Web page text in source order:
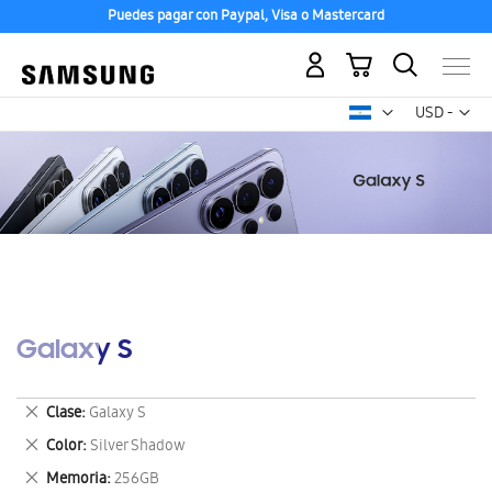
Puedes pagar con Paypal, Visa o Mastercard
USD -
dólar
Mi carrito
Galaxy S
Clase Galaxy S
Eliminar
este
artículo
Color Silver Shadow
Eliminar
este
Memoria 256GB
Eliminar